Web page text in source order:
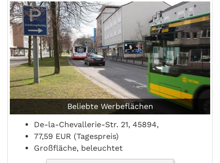
Beliebte Werbeflächen
De-la-Chevallerie-Str. 21, 45894,
77,59 EUR (Tagespreis)
Großfläche, beleuchtet